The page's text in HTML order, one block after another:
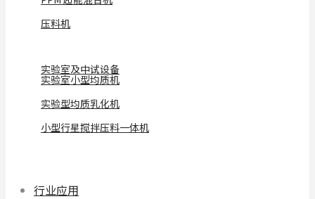
压料机
实验室及中试设备
实验室小型均质机
实验型均质乳化机
小型行星搅拌压料一体机
行业应用